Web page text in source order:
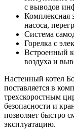
с выводов
Комплексная
насоса,
Система
Горелка с
Встроенный
воздуха и
Настенный котел
поставляется в
трехскоростным
безопасности и
позволяет быстро
эксплуатацию.